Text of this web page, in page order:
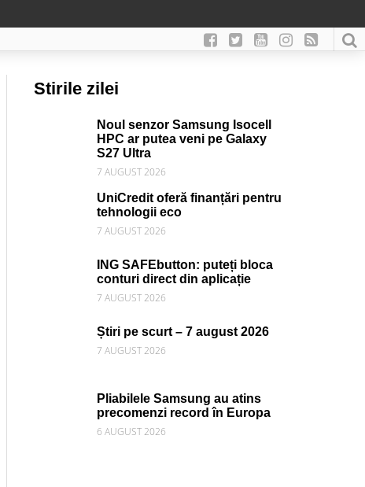
Stirile zilei
Noul senzor Samsung Isocell
HPC ar putea veni pe Galaxy
S27 Ultra
7 AUGUST 2026
UniCredit oferă finanțări pentru
tehnologii eco
7 AUGUST 2026
ING SAFEbutton: puteți bloca
conturi direct din aplicație
7 AUGUST 2026
Știri pe scurt – 7 august 2026
7 AUGUST 2026
Pliabilele Samsung au atins
precomenzi record în Europa
6 AUGUST 2026